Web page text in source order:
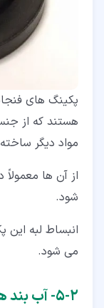
پکینگ های
هستند که از
مواد دیگر
از آن ها
شود.
انبساط لبه
می شود.
۲‏-‏۵‏- آب بند های مکانیکی (Mechanical Seal)